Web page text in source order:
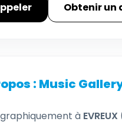
Obtenir un
: Music
à EVREUX